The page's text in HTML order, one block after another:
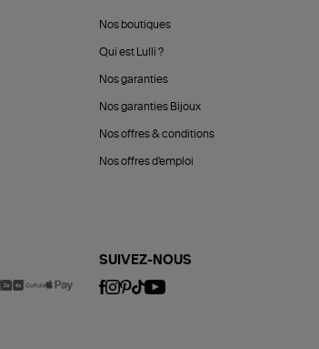
Nos boutiques
Qui est Lulli ?
Nos garanties
Nos garanties Bijoux
Nos offres & conditions
Nos offres d'emploi
SUIVEZ-NOUS